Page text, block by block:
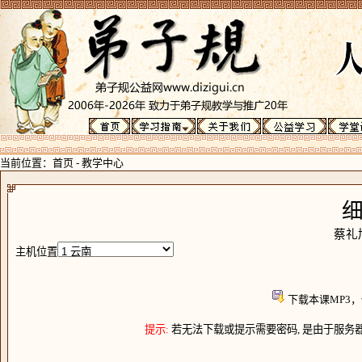
当前位置： 首页 - 教学中心
蔡礼
主机位置
下载本课MP3
提示: 若无法下载或提示需要密码, 是由于服务